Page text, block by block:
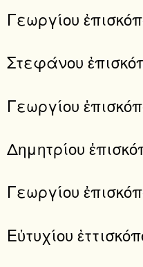
Γεωργίου
Στεφάνου
Γεωργίου
Δημητρίου
Γεωργίου
Εὐτυχίου